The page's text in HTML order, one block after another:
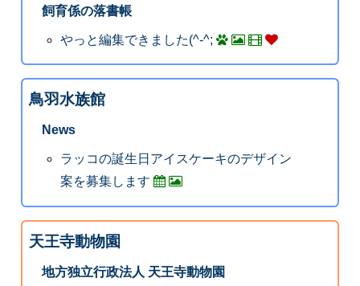
飼育係の落書帳
やっと編集できました(^-^;
鳥羽水族館
News
ラッコの誕生日アイスケーキのデザイン
案を募集します
天王寺動物園
地方独立行政法人 天王寺動物園